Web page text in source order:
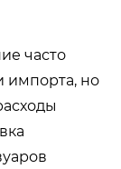
часто
импорта, но